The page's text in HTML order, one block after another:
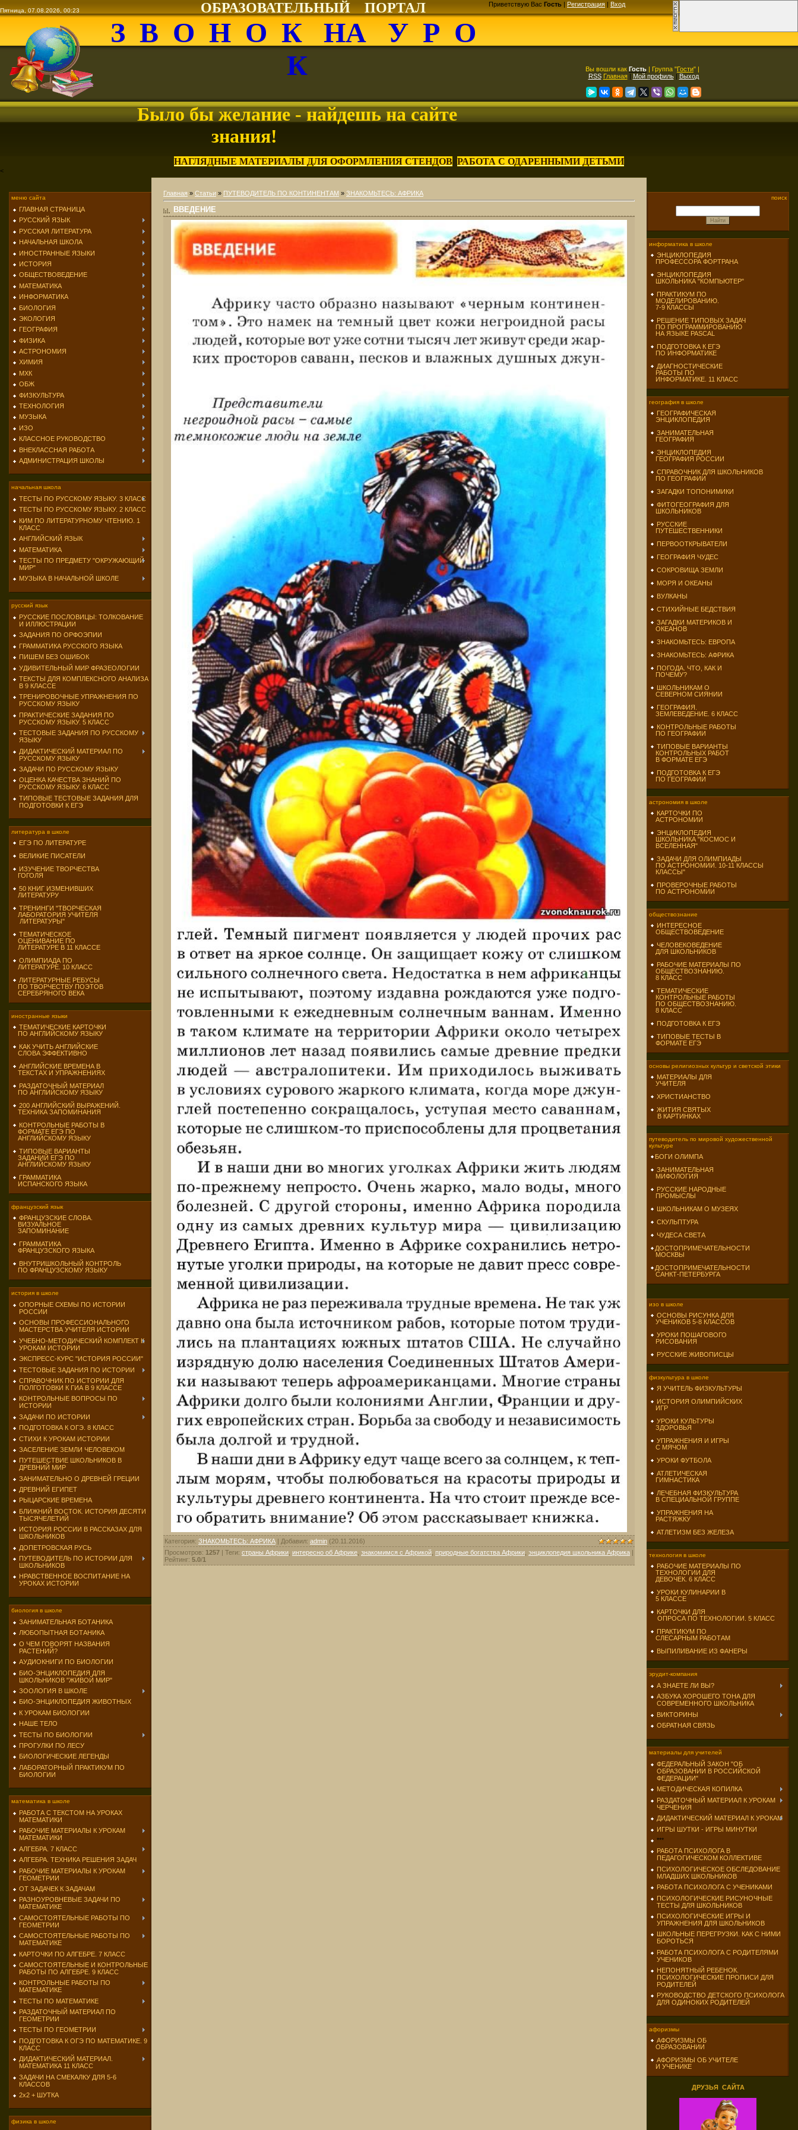
Пятница, 07.08.2026, 00:23 ОБРАЗОВАТЕЛЬНЫЙ ПОРТАЛ Приветствую Вас Гость | Регистрация | Вход
З В О Н О К НА У Р О
К
Было бы желание - найдешь на сайте
знания!
Вы вошли как Гость | Группа "Гости" |
RSS Главная| Мой профиль| Выход
НАГЛЯДНЫЕ МАТЕРИАЛЫ ДЛЯ ОФОРМЛЕНИЯ СТЕНДОВ РАБОТА С ОДАРЕННЫМИ ДЕТЬМИ
<
меню сайта
ГЛАВНАЯ СТРАНИЦА
РУССКИЙ ЯЗЫК
РУССКАЯ ЛИТЕРАТУРА
НАЧАЛЬНАЯ ШКОЛА
ИНОСТРАННЫЕ ЯЗЫКИ
ИСТОРИЯ
ОБЩЕСТВОВЕДЕНИЕ
МАТЕМАТИКА
ИНФОРМАТИКА
БИОЛОГИЯ
ЭКОЛОГИЯ
ГЕОГРАФИЯ
ФИЗИКА
АСТРОНОМИЯ
ХИМИЯ
МХК
ОБЖ
ФИЗКУЛЬТУРА
ТЕХНОЛОГИЯ
МУЗЫКА
ИЗО
КЛАССНОЕ РУКОВОДСТВО
ВНЕКЛАССНАЯ РАБОТА
АДМИНИСТРАЦИЯ ШКОЛЫ
начальная школа
ТЕСТЫ ПО РУССКОМУ ЯЗЫКУ. 3 КЛАСС
ТЕСТЫ ПО РУССКОМУ ЯЗЫКУ. 2 КЛАСС
КИМ ПО ЛИТЕРАТУРНОМУ ЧТЕНИЮ. 1
КЛАСС
АНГЛИЙСКИЙ ЯЗЫК
МАТЕМАТИКА
ТЕСТЫ ПО ПРЕДМЕТУ "ОКРУЖАЮЩИЙ
МИР"
МУЗЫКА В НАЧАЛЬНОЙ ШКОЛЕ
русский язык
РУССКИЕ ПОСЛОВИЦЫ: ТОЛКОВАНИЕ
И ИЛЛЮСТРАЦИИ
ЗАДАНИЯ ПО ОРФОЭПИИ
ГРАММАТИКА РУССКОГО ЯЗЫКА
ПИШЕМ БЕЗ ОШИБОК
УДИВИТЕЛЬНЫЙ МИР ФРАЗЕОЛОГИИ
ТЕКСТЫ ДЛЯ КОМПЛЕКСНОГО АНАЛИЗА
В 9 КЛАССЕ
ТРЕНИРОВОЧНЫЕ УПРАЖНЕНИЯ ПО
РУССКОМУ ЯЗЫКУ
ПРАКТИЧЕСКИЕ ЗАДАНИЯ ПО
РУССКОМУ ЯЗЫКУ. 5 КЛАСС
ТЕСТОВЫЕ ЗАДАНИЯ ПО РУССКОМУ
ЯЗЫКУ
ДИДАКТИЧЕСКИЙ МАТЕРИАЛ ПО
РУССКОМУ ЯЗЫКУ
ЗАДАЧИ ПО РУССКОМУ ЯЗЫКУ
ОЦЕНКА КАЧЕСТВА ЗНАНИЙ ПО
РУССКОМУ ЯЗЫКУ. 6 КЛАСС
ТИПОВЫЕ ТЕСТОВЫЕ ЗАДАНИЯ ДЛЯ
ПОДГОТОВКИ К ЕГЭ
литература в школе
ЕГЭ ПО ЛИТЕРАТУРЕ
ВЕЛИКИЕ ПИСАТЕЛИ
ИЗУЧЕНИЕ ТВОРЧЕСТВА
ГОГОЛЯ
50 КНИГ ИЗМЕНИВШИХ
ЛИТЕРАТУРУ
ТРЕНИНГИ "ТВОРЧЕСКАЯ
ЛАБОРАТОРИЯ УЧИТЕЛЯ
ЛИТЕРАТУРЫ"
ТЕМАТИЧЕСКОЕ
ОЦЕНИВАНИЕ ПО
ЛИТЕРАТУРЕ В 11 КЛАССЕ
ОЛИМПИАДА ПО
ЛИТЕРАТУРЕ. 10 КЛАСС
ЛИТЕРАТУРНЫЕ РЕБУСЫ
ПО ТВОРЧЕСТВУ ПОЭТОВ
СЕРЕБРЯНОГО ВЕКА
иностранные языки
ТЕМАТИЧЕСКИЕ КАРТОЧКИ
ПО АНГЛИЙСКОМУ ЯЗЫКУ
КАК УЧИТЬ АНГЛИЙСКИЕ
СЛОВА ЭФФЕКТИВНО
АНГЛИЙСКИЕ ВРЕМЕНА В
ТЕКСТАХ И УПРАЖНЕНИЯХ
РАЗДАТОЧНЫЙ МАТЕРИАЛ
ПО АНГЛИЙСКОМУ ЯЗЫКУ
200 АНГЛИЙСКИЙ ВЫРАЖЕНИЙ.
ТЕХНИКА ЗАПОМИНАНИЯ
КОНТРОЛЬНЫЕ РАБОТЫ В
ФОРМАТЕ ЕГЭ ПО
АНГЛИЙСКОМУ ЯЗЫКУ
ТИПОВЫЕ ВАРИАНТЫ
ЗАДАНИЙ ЕГЭ ПО
АНГЛИЙСКОМУ ЯЗЫКУ
ГРАММАТИКА
ИСПАНСКОГО ЯЗЫКА
французский язык
ФРАНЦУЗСКИЕ СЛОВА.
ВИЗУАЛЬНОЕ
ЗАПОМИНАНИЕ
ГРАММАТИКА
ФРАНЦУЗСКОГО ЯЗЫКА
ВНУТРИШКОЛЬНЫЙ КОНТРОЛЬ
ПО ФРАНЦУЗСКОМУ ЯЗЫКУ
история в школе
ОПОРНЫЕ СХЕМЫ ПО ИСТОРИИ
РОССИИ
ОСНОВЫ ПРОФЕССИОНАЛЬНОГО
МАСТЕРСТВА УЧИТЕЛЯ ИСТОРИИ
УЧЕБНО-МЕТОДИЧЕСКИЙ КОМПЛЕКТ К
УРОКАМ ИСТОРИИ
ЭКСПРЕСС-КУРС "ИСТОРИЯ РОССИИ"
ТЕСТОВЫЕ ЗАДАНИЯ ПО ИСТОРИИ
СПРАВОЧНИК ПО ИСТОРИИ ДЛЯ
ПОЛГОТОВКИ К ГИА В 9 КЛАССЕ
КОНТРОЛЬНЫЕ ВОПРОСЫ ПО
ИСТОРИИ
ЗАДАЧИ ПО ИСТОРИИ
ПОДГОТОВКА К ОГЭ. 8 КЛАСС
СТИХИ К УРОКАМ ИСТОРИИ
ЗАСЕЛЕНИЕ ЗЕМЛИ ЧЕЛОВЕКОМ
ПУТЕШЕСТВИЕ ШКОЛЬНИКОВ В
ДРЕВНИЙ МИР
ЗАНИМАТЕЛЬНО О ДРЕВНЕЙ ГРЕЦИИ
ДРЕВНИЙ ЕГИПЕТ
РЫЦАРСКИЕ ВРЕМЕНА
БЛИЖНИЙ ВОСТОК. ИСТОРИЯ ДЕСЯТИ
ТЫСЯЧЕЛЕТИЙ
ИСТОРИЯ РОССИИ В РАССКАЗАХ ДЛЯ
ШКОЛЬНИКОВ
ДОПЕТРОВСКАЯ РУСЬ
ПУТЕВОДИТЕЛЬ ПО ИСТОРИИ ДЛЯ
ШКОЛЬНИКОВ
НРАВСТВЕННОЕ ВОСПИТАНИЕ НА
УРОКАХ ИСТОРИИ
биология в школе
ЗАНИМАТЕЛЬНАЯ БОТАНИКА
ЛЮБОПЫТНАЯ БОТАНИКА
О ЧЕМ ГОВОРЯТ НАЗВАНИЯ
РАСТЕНИЙ?
АУДИОКНИГИ ПО БИОЛОГИИ
БИО-ЭНЦИКЛОПЕДИЯ ДЛЯ
ШКОЛЬНИКОВ "ЖИВОЙ МИР"
ЗООЛОГИЯ В ШКОЛЕ
БИО-ЭНЦИКЛОПЕДИЯ ЖИВОТНЫХ
К УРОКАМ БИОЛОГИИ
НАШЕ ТЕЛО
ТЕСТЫ ПО БИОЛОГИИ
ПРОГУЛКИ ПО ЛЕСУ
БИОЛОГИЧЕСКИЕ ЛЕГЕНДЫ
ЛАБОРАТОРНЫЙ ПРАКТИКУМ ПО
БИОЛОГИИ
математика в школе
РАБОТА С ТЕКСТОМ НА УРОКАХ
МАТЕМАТИКИ
РАБОЧИЕ МАТЕРИАЛЫ К УРОКАМ
МАТЕМАТИКИ
АЛГЕБРА. 7 КЛАСС
АЛГЕБРА. ТЕХНИКА РЕШЕНИЯ ЗАДАЧ
РАБОЧИЕ МАТЕРИАЛЫ К УРОКАМ
ГЕОМЕТРИИ
ОТ ЗАДАЧЕК К ЗАДАЧАМ
РАЗНОУРОВНЕВЫЕ ЗАДАЧИ ПО
МАТЕМАТИКЕ
САМОСТОЯТЕЛЬНЫЕ РАБОТЫ ПО
ГЕОМЕТРИИ
САМОСТОЯТЕЛЬНЫЕ РАБОТЫ ПО
МАТЕМАТИКЕ
КАРТОЧКИ ПО АЛГЕБРЕ. 7 КЛАСС
САМОСТОЯТЕЛЬНЫЕ И КОНТРОЛЬНЫЕ
РАБОТЫ ПО АЛГЕБРЕ. 9 КЛАСС
КОНТРОЛЬНЫЕ РАБОТЫ ПО
МАТЕМАТИКЕ
ТЕСТЫ ПО МАТЕМАТИКЕ
РАЗДАТОЧНЫЙ МАТЕРИАЛ ПО
ГЕОМЕТРИИ
ТЕСТЫ ПО ГЕОМЕТРИИ
ПОДГОТОВКА К ОГЭ ПО МАТЕМАТИКЕ. 9
КЛАСС
ДИДАКТИЧЕСКИЙ МАТЕРИАЛ.
МАТЕМАТИКА 11 КЛАСС
ЗАДАЧИ НА СМЕКАЛКУ ДЛЯ 5-6
КЛАССОВ
2х2 + ШУТКА
физика в школе
Главная » Статьи » ПУТЕВОДИТЕЛЬ ПО КОНТИНЕНТАМ » ЗНАКОМЬТЕСЬ: АФРИКА
ВВЕДЕНИЕ
Категория: ЗНАКОМЬТЕСЬ: АФРИКА | Добавил: admin (20.11.2016)
Просмотров: 1257 | Теги: страны Африки интересно об Африке знакомимся с Африкой природные богатства Африки энциклопедия школьника Африка |
Рейтинг: 5.0/1
поиск
информатика в школе
ЭНЦИКЛОПЕДИЯ
ПРОФЕССОРА ФОРТРАНА
ЭНЦИКЛОПЕДИЯ
ШКОЛЬНИКА "КОМПЬЮТЕР"
ПРАКТИКУМ ПО
МОДЕЛИРОВАНИЮ.
7-9 КЛАССЫ
РЕШЕНИЕ ТИПОВЫХ ЗАДАЧ
ПО ПРОГРАММИРОВАНИЮ
НА ЯЗЫКЕ PASCAL
ПОДГОТОВКА К ЕГЭ
ПО ИНФОРМАТИКЕ
ДИАГНОСТИЧЕСКИЕ
РАБОТЫ ПО
ИНФОРМАТИКЕ. 11 КЛАСС
география в школе
ГЕОГРАФИЧЕСКАЯ
ЭНЦИКЛОПЕДИЯ
ЗАНИМАТЕЛЬНАЯ
ГЕОГРАФИЯ
ЭНЦИКЛОПЕДИЯ
ГЕОГРАФИЯ РОССИИ
СПРАВОЧНИК ДЛЯ ШКОЛЬНИКОВ
ПО ГЕОГРАФИИ
ЗАГАДКИ ТОПОНИМИКИ
ФИТОГЕОГРАФИЯ ДЛЯ
ШКОЛЬНИКОВ
РУССКИЕ
ПУТЕШЕСТВЕННИКИ
ПЕРВООТКРЫВАТЕЛИ
ГЕОГРАФИЯ ЧУДЕС
СОКРОВИЩА ЗЕМЛИ
МОРЯ И ОКЕАНЫ
ВУЛКАНЫ
СТИХИЙНЫЕ БЕДСТВИЯ
ЗАГАДКИ МАТЕРИКОВ И
ОКЕАНОВ
ЗНАКОМЬТЕСЬ: ЕВРОПА
ЗНАКОМЬТЕСЬ: АФРИКА
ПОГОДА. ЧТО, КАК И
ПОЧЕМУ?
ШКОЛЬНИКАМ О
СЕВЕРНОМ СИЯНИИ
ГЕОГРАФИЯ.
ЗЕМЛЕВЕДЕНИЕ. 6 КЛАСС
КОНТРОЛЬНЫЕ РАБОТЫ
ПО ГЕОГРАФИИ
ТИПОВЫЕ ВАРИАНТЫ
КОНТРОЛЬНЫХ РАБОТ
В ФОРМАТЕ ЕГЭ
ПОДГОТОВКА К ЕГЭ
ПО ГЕОГРАФИИ
астрономия в школе
КАРТОЧКИ ПО
АСТРОНОМИИ
ЭНЦИКЛОПЕДИЯ
ШКОЛЬНИКА "КОСМОС И
ВСЕЛЕННАЯ"
ЗАДАЧИ ДЛЯ ОЛИМПИАДЫ
ПО АСТРОНОМИИ. 10-11 КЛАССЫ
КЛАССЫ"
ПРОВЕРОЧНЫЕ РАБОТЫ
ПО АСТРОНОМИИ
обществознание
ИНТЕРЕСНОЕ
ОБЩЕСТВОВЕДЕНИЕ
ЧЕЛОВЕКОВЕДЕНИЕ
ДЛЯ ШКОЛЬНИКОВ
РАБОЧИЕ МАТЕРИАЛЫ ПО
ОБЩЕСТВОЗНАНИЮ.
8 КЛАСС
ТЕМАТИЧЕСКИЕ
КОНТРОЛЬНЫЕ РАБОТЫ
ПО ОБЩЕСТВОЗНАНИЮ.
8 КЛАСС
ПОДГОТОВКА К ЕГЭ
ТИПОВЫЕ ТЕСТЫ В
ФОРМАТЕ ЕГЭ
основы религиозных культур и светской этики
МАТЕРИАЛЫ ДЛЯ
УЧИТЕЛЯ
ХРИСТИАНСТВО
ЖИТИЯ СВЯТЫХ
В КАРТИНКАХ
путеводитель по мировой художественной
культуре
БОГИ ОЛИМПА
ЗАНИМАТЕЛЬНАЯ
МИФОЛОГИЯ
РУССКИЕ НАРОДНЫЕ
ПРОМЫСЛЫ
ШКОЛЬНИКАМ О МУЗЕЯХ
СКУЛЬПТУРА
ЧУДЕСА СВЕТА
ДОСТОПРИМЕЧАТЕЛЬНОСТИ
МОСКВЫ
ДОСТОПРИМЕЧАТЕЛЬНОСТИ
САНКТ-ПЕТЕРБУРГА
изо в школе
ОСНОВЫ РИСУНКА ДЛЯ
УЧЕНИКОВ 5-8 КЛАССОВ
УРОКИ ПОШАГОВОГО
РИСОВАНИЯ
РУССКИЕ ЖИВОПИСЦЫ
физкультура в школе
Я УЧИТЕЛЬ ФИЗКУЛЬТУРЫ
ИСТОРИЯ ОЛИМПИЙСКИХ
ИГР
УРОКИ КУЛЬТУРЫ
ЗДОРОВЬЯ
УПРАЖНЕНИЯ И ИГРЫ
С МЯЧОМ
УРОКИ ФУТБОЛА
АТЛЕТИЧЕСКАЯ
ГИМНАСТИКА
ЛЕЧЕБНАЯ ФИЗКУЛЬТУРА
В СПЕЦИАЛЬНОЙ ГРУППЕ
УПРАЖНЕНИЯ НА
РАСТЯЖКУ
АТЛЕТИЗМ БЕЗ ЖЕЛЕЗА
технология в школе
РАБОЧИЕ МАТЕРИАЛЫ ПО
ТЕХНОЛОГИИ ДЛЯ
ДЕВОЧЕК. 6 КЛАСС
УРОКИ КУЛИНАРИИ В
5 КЛАССЕ
КАРТОЧКИ ДЛЯ
ОПРОСА ПО ТЕХНОЛОГИИ. 5 КЛАСС
ПРАКТИКУМ ПО
СЛЕСАРНЫМ РАБОТАМ
ВЫПИЛИВАНИЕ ИЗ ФАНЕРЫ
эрудит-компания
А ЗНАЕТЕ ЛИ ВЫ?
АЗБУКА ХОРОШЕГО ТОНА ДЛЯ
СОВРЕМЕННОГО ШКОЛЬНИКА
ВИКТОРИНЫ
ОБРАТНАЯ СВЯЗЬ
материалы для учителей
ФЕДЕРАЛЬНЫЙ ЗАКОН "ОБ
ОБРАЗОВАНИИ В РОССИЙСКОЙ
ФЕДЕРАЦИИ"
МЕТОДИЧЕСКАЯ КОПИЛКА
РАЗДАТОЧНЫЙ МАТЕРИАЛ К УРОКАМ
ЧЕРЧЕНИЯ
ДИДАКТИЧЕСКИЙ МАТЕРИАЛ К УРОКАМ
ИГРЫ ШУТКИ - ИГРЫ МИНУТКИ
***
РАБОТА ПСИХОЛОГА В
ПЕДАГОГИЧЕСКОМ КОЛЛЕКТИВЕ
ПСИХОЛОГИЧЕСКОЕ ОБСЛЕДОВАНИЕ
МЛАДШИХ ШКОЛЬНИКОВ
РАБОТА ПСИХОЛОГА С УЧЕНИКАМИ
ПСИХОЛОГИЧЕСКИЕ РИСУНОЧНЫЕ
ТЕСТЫ ДЛЯ ШКОЛЬНИКОВ
ПСИХОЛОГИЧЕСКИЕ ИГРЫ И
УПРАЖНЕНИЯ ДЛЯ ШКОЛЬНИКОВ
ШКОЛЬНЫЕ ПЕРЕГРУЗКИ. КАК С НИМИ
БОРОТЬСЯ
РАБОТА ПСИХОЛОГА С РОДИТЕЛЯМИ
УЧЕНИКОВ
НЕПОНЯТНЫЙ РЕБЕНОК.
ПСИХОЛОГИЧЕСКИЕ ПРОПИСИ ДЛЯ
РОДИТЕЛЕЙ
РУКОВОДСТВО ДЕТСКОГО ПСИХОЛОГА
ДЛЯ ОДИНОКИХ РОДИТЕЛЕЙ
афоризмы
АФОРИЗМЫ ОБ
ОБРАЗОВАНИИ
АФОРИЗМЫ ОБ УЧИТЕЛЕ
И УЧЕНИКЕ
ДРУЗЬЯ САЙТА